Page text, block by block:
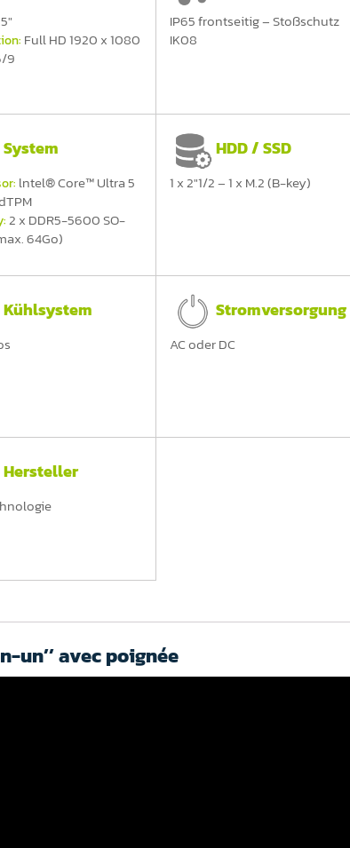
Full HD 1920 x 1080
9
IP65 frontseitig – Stoßschutz
IK08
System
lntel® Core™ Ultra 5
2 x DDR5-5600 SO-
64Go)
HDD / SSD
1 x 2"1/2 – 1 x M.2 (B-key)
Kühlsystem Stromversorgung
AC oder DC
Hersteller
un’’ avec poignée